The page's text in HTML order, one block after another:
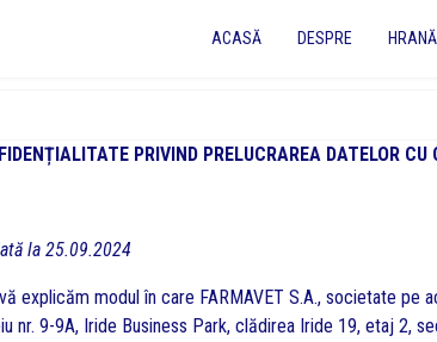
ACASĂ DESPRE HRANĂ
PRIVIND PRELUCRAREA DATELOR
la 25.09.2024
explicăm modul în care FARMAVET S.A., societate
nr. 9-9A, Iride Business Park, clădirea Iride 19, etaj 2,